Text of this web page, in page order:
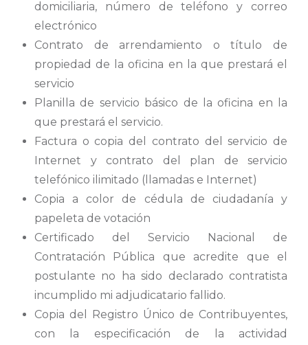
domiciliaria, número de teléfono y correo
electrónico
Contrato de arrendamiento o título de
propiedad de la oficina en la que prestará el
servicio
Planilla de servicio básico de la oficina en la
que prestará el servicio.
Factura o copia del contrato del servicio de
Internet y contrato del plan de servicio
telefónico ilimitado (llamadas e Internet)
Copia a color de cédula de ciudadanía y
papeleta de votación
Certificado del Servicio Nacional de
Contratación Pública que acredite que el
postulante no ha sido declarado contratista
incumplido mi adjudicatario fallido.
Copia del Registro Único de Contribuyentes,
con la especificación de la actividad